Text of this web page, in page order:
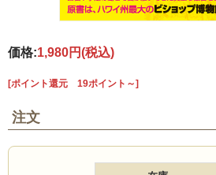
価格:1,980円(税込)
[ポイント還元 19ポイント～]
注文